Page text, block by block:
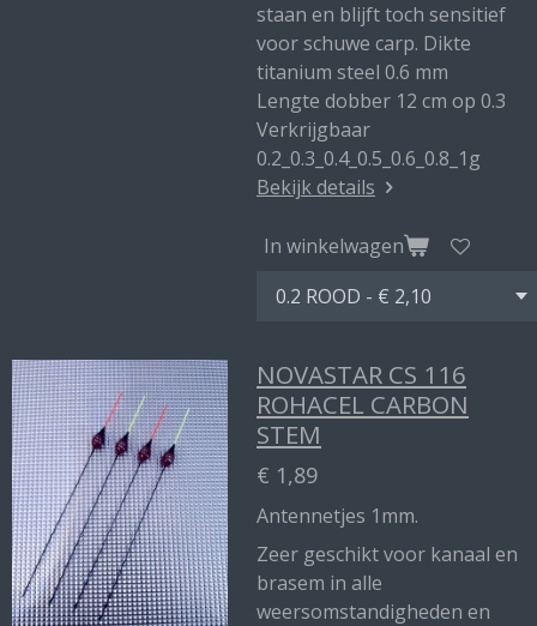
staan en blijft toch sensitief
voor schuwe carp. Dikte
titanium steel 0.6 mm
Lengte dobber 12 cm op 0.3
Verkrijgbaar
0.2_0.3_0.4_0.5_0.6_0.8_1g
Bekijk details
In winkelwagen
NOVASTAR CS 116
ROHACEL CARBON
STEM
€ 1,89
Antennetjes 1mm.
Zeer geschikt voor kanaal en
brasem in alle
weersomstandigheden en